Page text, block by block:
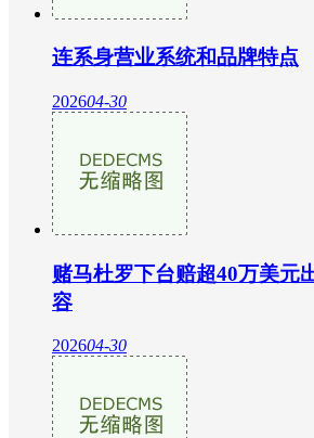
连系身营业系统和品牌特点
202604-30
赌马杜罗下台赔超40万美元
容
202604-30